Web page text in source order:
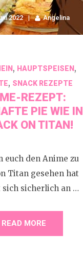
2022 Angelina
, HAUPTSPEISEN,
, SNACK REZEPTE
REZEPT:
PIE WIE IN
ON TITAN!
euch den Anime zu
Titan gesehen hat
sicherlich an …
READ MORE